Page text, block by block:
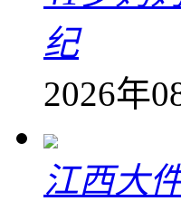
纪
2026年
江西大